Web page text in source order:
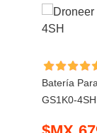
Batería
GS1K0-